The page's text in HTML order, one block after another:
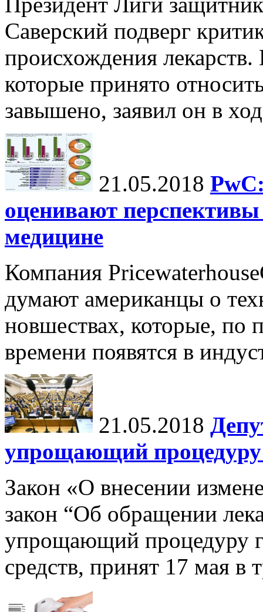
Саверский подверг
происхождения лекарств.
которые принято
завышено, заявил он в
21.05.2018
оценивают
медицине
Компания
думают американцы о
новшествах, которые, по
времени появятся в
21.05.2018
упрощающий процедуру
Закон «О внесении
закон “Об обращении
упрощающий процедуру
средств, принят 17 мая в